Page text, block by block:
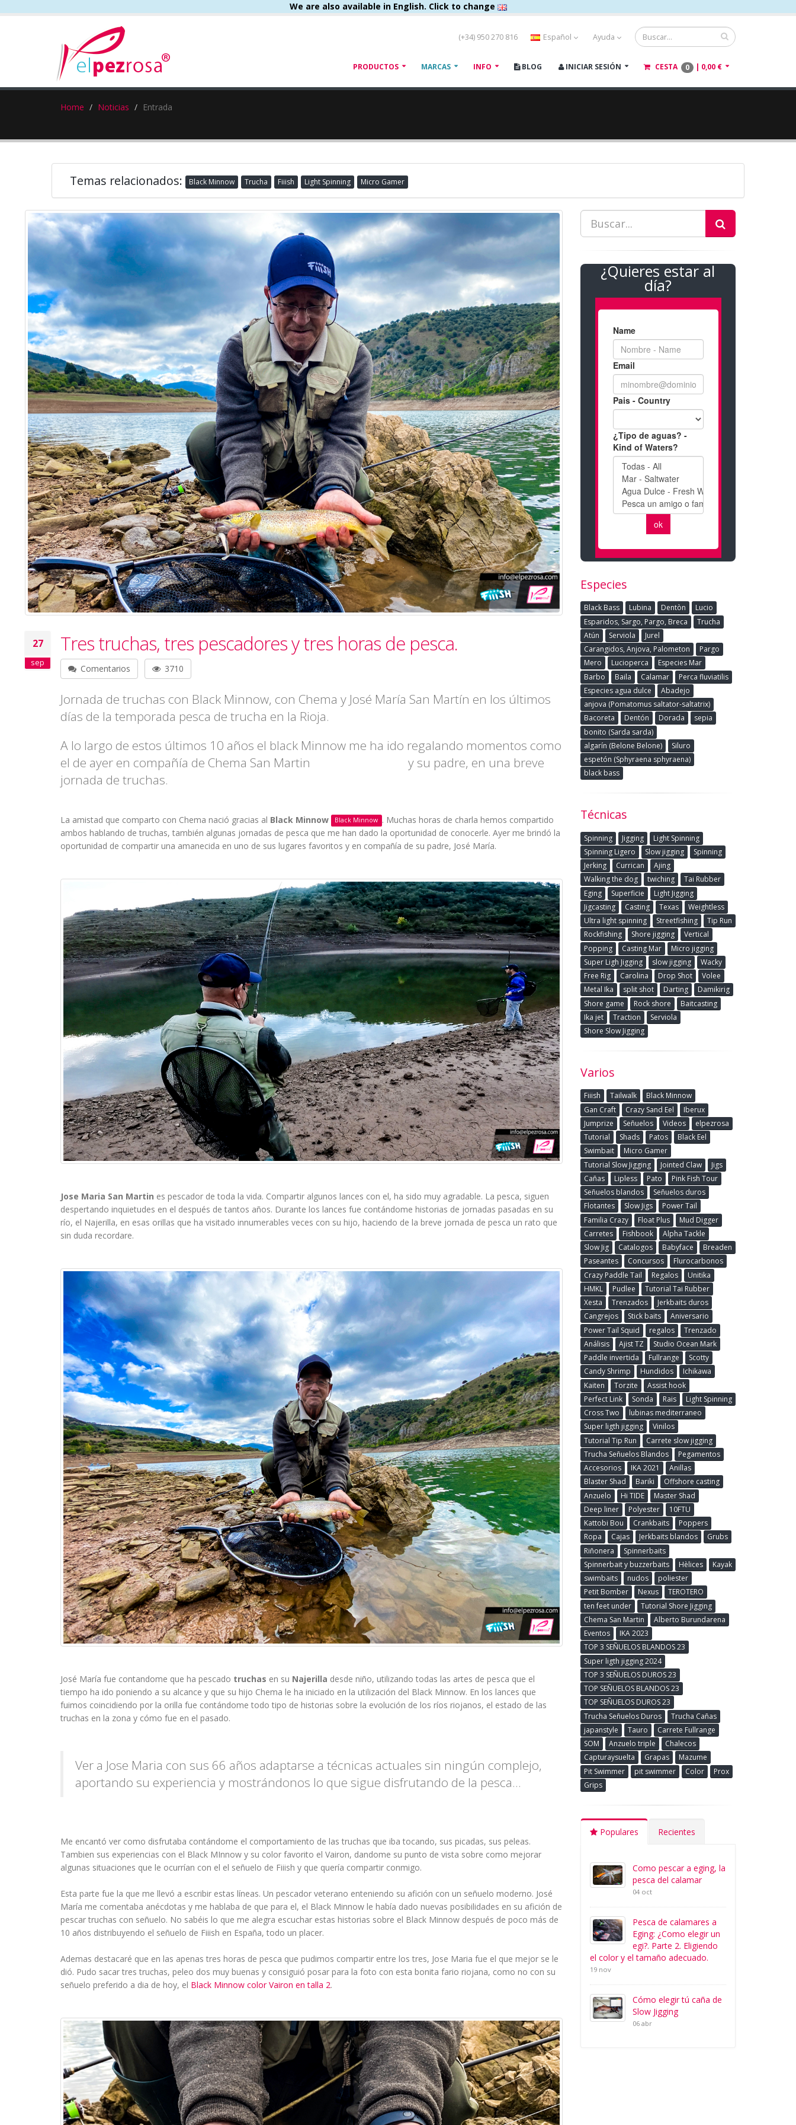
We are also available in English. Click to change
(+34) 950 270 816 Español Ayuda
PRODUCTOS MARCAS INFO BLOG INICIAR SESIÓN CESTA 0 | 0,00 €
Home Noticias Entrada
Temas relacionados: Black Minnow Trucha Fiiish Light Spinning Micro Gamer
27
sep
Tres truchas, tres pescadores y tres horas de pesca.
Comentarios 3710
Jornada de truchas con Black Minnow, con Chema y José María San Martín en los últimos
días de la temporada pesca de trucha en la Rioja.
A lo largo de estos últimos 10 años el black Minnow me ha ido regalando momentos como
el de ayer en compañía de Chema San Martin
y su padre, en una breve
jornada de truchas.
La amistad que comparto con Chema nació gracias al Black Minnow Black Minnow . Muchas horas de charla hemos compartido
ambos hablando de truchas, también algunas jornadas de pesca que me han dado la oportunidad de conocerle. Ayer me brindó la
oportunidad de compartir una amanecida en uno de sus lugares favoritos y en compañía de su padre, José María.
Jose Maria San Martin es pescador de toda la vida. Compartir algunos lances con el, ha sido muy agradable. La pesca, siguen
despertando inquietudes en el después de tantos años. Durante los lances fue contándome historias de jornadas pasadas en su
río, el Najerilla, en esas orillas que ha visitado innumerables veces con su hijo, haciendo de la breve jornada de pesca un rato que
sin duda recordare.
José María fue contandome que ha pescado truchas en su Najerilla desde niño, utilizando todas las artes de pesca que el
tiempo ha ido poniendo a su alcance y que su hijo Chema le ha iniciado en la utilización del Black Minnow. En los lances que
fuimos coincidiendo por la orilla fue contándome todo tipo de historias sobre la evolución de los ríos riojanos, el estado de las
truchas en la zona y cómo fue en el pasado.
Ver a Jose Maria con sus 66 años adaptarse a técnicas actuales sin ningún complejo,
aportando su experiencia y mostrándonos lo que sigue disfrutando de la pesca...
Me encantó ver como disfrutaba contándome el comportamiento de las truchas que iba tocando, sus picadas, sus peleas.
Tambien sus experiencias con el Black MInnow y su color favorito el Vairon, dandome su punto de vista sobre como mejorar
algunas situaciones que le ocurrían con el el señuelo de Fiiish y que quería compartir conmigo.
Esta parte fue la que me llevó a escribir estas líneas. Un pescador veterano enteniendo su afición con un señuelo moderno. José
María me comentaba anécdotas y me hablaba de que para el, el Black Minnow le había dado nuevas posibilidades en su afición de
pescar truchas con señuelo. No sabéis lo que me alegra escuchar estas historias sobre el Black Minnow después de poco más de
10 años distribuyendo el señuelo de Fiiish en España, todo un placer.
Ademas destacaré que en las apenas tres horas de pesca que pudimos compartir entre los tres, Jose Maria fue el que mejor se le
dió. Pudo sacar tres truchas, peleo dos muy buenas y consiguió posar para la foto con esta bonita fario riojana, como no con su
señuelo preferido a dia de hoy, el Black Minnow color Vairon en talla 2.
¿Quieres estar al
día?
Especies
Black Bass Lubina Dentòn
Lucio
Esparidos, Sargo, Pargo, Breca
Trucha
Atún
Serviola
Jurel
Carangidos, Anjova, Palometon
Pargo
Mero
Lucioperca
Especies Mar
Barbo
Baila Calamar
Perca fluviatilis
Especies agua dulce
Abadejo
anjova (Pomatomus saltator-saltatrix)
Bacoreta
Dentón Dorada
sepia
bonito (Sarda sarda)
algarín (Belone Belone)
Siluro
espetón (Sphyraena sphyraena)
black bass
Técnicas
Spinning Jigging
Light Spinning
Spinning Ligero
Slow jigging
Spinning
Jerking
Currican
Ajing
Walking the dog
twiching
Tai Rubber
Eging
Superficie
Light Jigging
Jigcasting
Casting Texas
Weightless
Ultra light spinning
Streetfishing
Tip Run
Rockfishing
Shore jigging
Vertical
Popping
Casting Mar
Micro jigging
Super Ligh Jigging
slow jigging
Wacky
Free Rig
Carolina Drop Shot
Volee
Metal Ika
split shot Darting
Damikirig
Shore game
Rock shore
Baitcasting
Ika jet
Traction
Serviola
Shore Slow Jigging
Varios
Fiiish Tailwalk
Black Minnow
Gan Craft
Crazy Sand Eel
Iberux
Jumprize
Señuelos Videos
elpezrosa
Tutorial
Shads Patos
Black Eel
Swimbait
Micro Gamer
Tutorial Slow Jigging
Jointed Claw
Jigs
Cañas
Lipless Pato
Pink Fish Tour
Señuelos blandos
Señuelos duros
Flotantes
Slow Jigs
Power Tail
Familia Crazy
Float Plus
Mud Digger
Carretes
Fishbook
Alpha Tackle
Slow Jig
Catalogos Babyface
Breaden
Paseantes
Concursos
Flurocarbonos
Crazy Paddle Tail
Regalos
Unitika
HMKL
Pudlee
Tutorial Tai Rubber
Xesta
Trenzados
Jerkbaits duros
Cangrejos
Stick baits
Aniversario
Power Tail Squid
regalos
Trenzado
Análisis
Ajist TZ
Studio Ocean Mark
Paddle invertida
Fullrange
Scotty
Candy Shrimp
Hundidos
Ichikawa
Kaiten
Torzite
Assist hook
Perfect Link
Sonda Rais
Light Spinning
Cross Two
lubinas mediterraneo
Super ligth jigging
Vinilos
Tutorial Tip Run
Carrete slow jigging
Trucha Señuelos Blandos
Pegamentos
Accesorios
IKA 2021
Anillas
Blaster Shad
Bariki
Offshore casting
Anzuelo
Hi TIDE
Master Shad
Deep liner
Polyester
10FTU
Kattobi Bou
Crankbaits
Poppers
Ropa
Cajas Jerkbaits blandos
Grubs
Riñonera
Spinnerbaits
Spinnerbait y buzzerbaits
Hèlices
Kayak
swimbaits
nudos
poliester
Petit Bomber
Nexus
TEROTERO
ten feet under
Tutorial Shore Jigging
Chema San Martin
Alberto Burundarena
Eventos
IKA 2023
TOP 3 SEÑUELOS BLANDOS 23
Super ligth jigging 2024
TOP 3 SEÑUELOS DUROS 23
TOP SEÑUELOS BLANDOS 23
TOP SEÑUELOS DUROS 23
Trucha Señuelos Duros
Trucha Cañas
japanstyle
Tauro
Carrete Fullrange
SOM
Anzuelo triple
Chalecos
Capturaysuelta
Grapas
Mazume
Pit Swimmer
pit swimmer Color
Prox
Grips
Populares Recientes
Como pescar a eging, la
pesca del calamar
04 oct
Pesca de calamares a
Eging: ¿Como elegir un
egi?. Parte 2. Eligiendo
el color y el tamaño adecuado.
19 nov
Cómo elegir tú caña de
Slow Jigging
06 abr